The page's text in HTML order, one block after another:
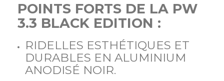
POINTS FORTS DE LA PW
3.3 BLACK EDITION :
RIDELLES ESTHÉTIQUES ET
DURABLES EN ALUMINIUM
ANODISÉ NOIR.